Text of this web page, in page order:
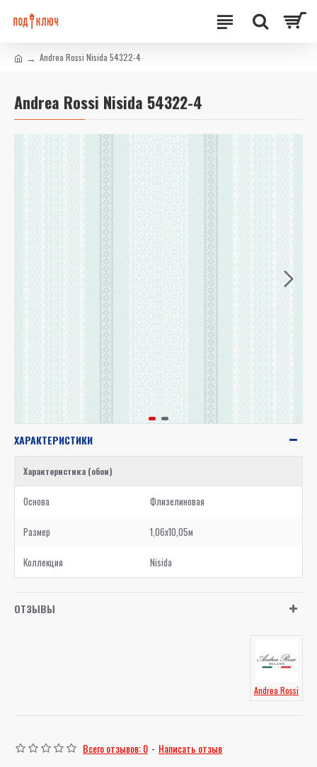
Andrea Rossi Nisida 54322-4
Andrea Rossi Nisida 54322-4
ХАРАКТЕРИСТИКИ
Характеристика (обои)
Основа Флизелиновая
Размер 1,06x10,05м
Коллекция Nisida
ОТЗЫВЫ
Andrea Rossi
Всего отзывов: 0 - Написать отзыв